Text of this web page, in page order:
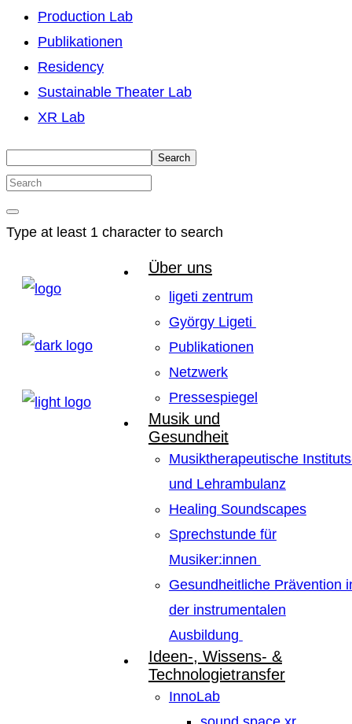
Production Lab
Publikationen
Residency
Sustainable Theater Lab
XR Lab
Search
Type at least 1 character to search
Über uns
ligeti zentrum
György Ligeti
Publikationen
Netzwerk
Pressespiegel
Musik und
Gesundheit
Musiktherapeutische
und Lehrambulanz
Healing Soundscapes
Sprechstunde für
Musiker:innen
Gesundheitliche Prävention
der instrumentalen
Ausbildung
Ideen-, Wissens- &
Technologietransfer
InnoLab